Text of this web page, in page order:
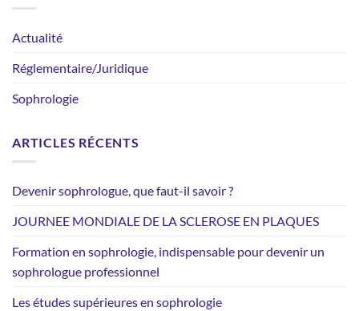
Actualité
Réglementaire/Juridique
Sophrologie
ARTICLES RÉCENTS
Devenir sophrologue, que faut-il savoir ?
JOURNEE MONDIALE DE LA SCLEROSE EN PLAQUES
Formation en sophrologie, indispensable pour devenir un
sophrologue professionnel
Les études supérieures en sophrologie